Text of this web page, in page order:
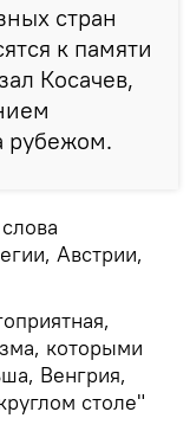
стран
к памяти
Косачев,
рубежом.
Австрии,
которыми
Венгрия,
столе"